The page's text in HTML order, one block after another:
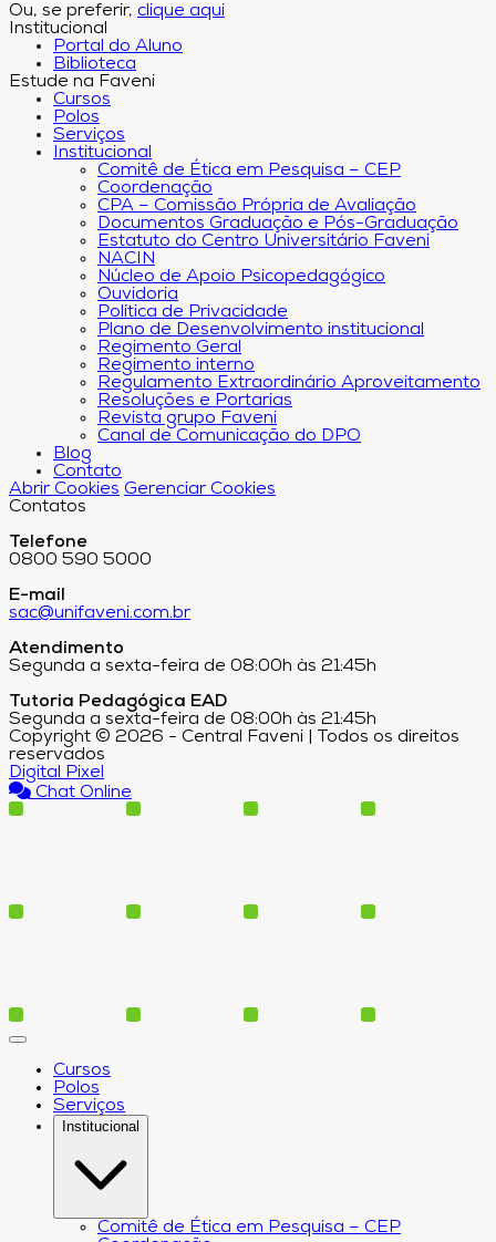
Ou, se preferir, clique aqui
Institucional
Portal do Aluno
Biblioteca
Estude na Faveni
Cursos
Polos
Serviços
Institucional
Comitê de Ética em Pesquisa – CEP
Coordenação
CPA – Comissão Própria de Avaliação
Documentos Graduação e Pós-Graduação
Estatuto do Centro Universitário Faveni
NACIN
Núcleo de Apoio Psicopedagógico
Ouvidoria
Política de Privacidade
Plano de Desenvolvimento institucional
Regimento Geral
Regimento interno
Regulamento Extraordinário Aproveitamento
Resoluções e Portarias
Revista grupo Faveni
Canal de Comunicação do DPO
Blog
Contato
Abrir Cookies Gerenciar Cookies
Contatos
Telefone
0800 590 5000
E-mail
sac@unifaveni.com.br
Atendimento
Segunda a sexta-feira de 08:00h às 21:45h
Tutoria Pedagógica EAD
Segunda a sexta-feira de 08:00h às 21:45h
Copyright © 2026 - Central Faveni | Todos os direitos
reservados
Digital Pixel
Chat Online
Cursos
Polos
Serviços
Institucional
Comitê de Ética em Pesquisa – CEP